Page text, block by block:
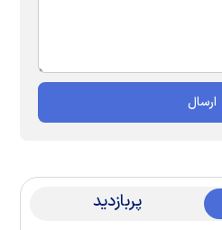
پربازدید